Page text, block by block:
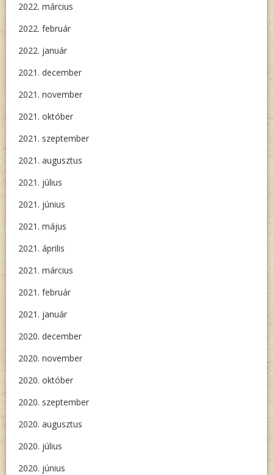
2022. március
2022. február
2022. január
2021. december
2021. november
2021. október
2021. szeptember
2021. augusztus
2021. július
2021. június
2021. május
2021. április
2021. március
2021. február
2021. január
2020. december
2020. november
2020. október
2020. szeptember
2020. augusztus
2020. július
2020. június